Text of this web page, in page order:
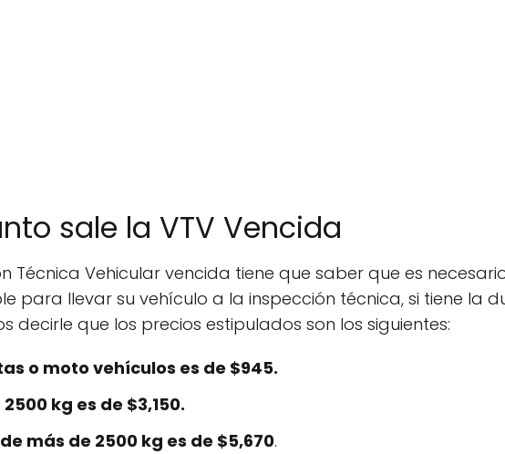
sale la VTV Vencida
Técnica Vehicular vencida tiene que saber que es
para llevar su vehículo a la inspección técnica, si tiene la
decirle que los precios estipulados son los siguientes:
o moto vehículos es de $945.
kg es de $3,150.
más de 2500 kg es de $5,670.